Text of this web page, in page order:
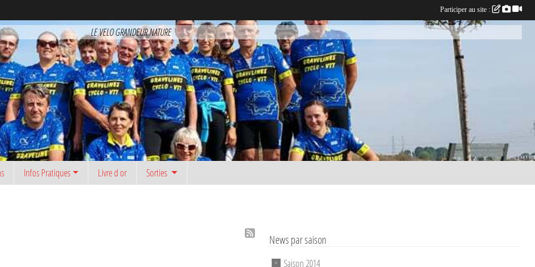
LE VELO GRANDEUR NATURE
Infos Pratiques Livre d or Sorties
News par saison
Saison 2014
Participer au site :